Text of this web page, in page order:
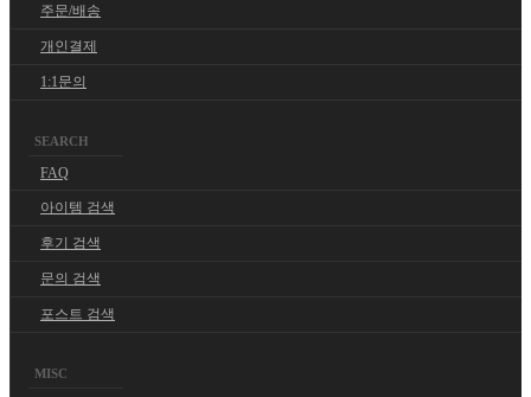
주문/배송
개인결제
1:1문의
SEARCH
FAQ
아이템 검색
후기 검색
문의 검색
포스트 검색
MISC